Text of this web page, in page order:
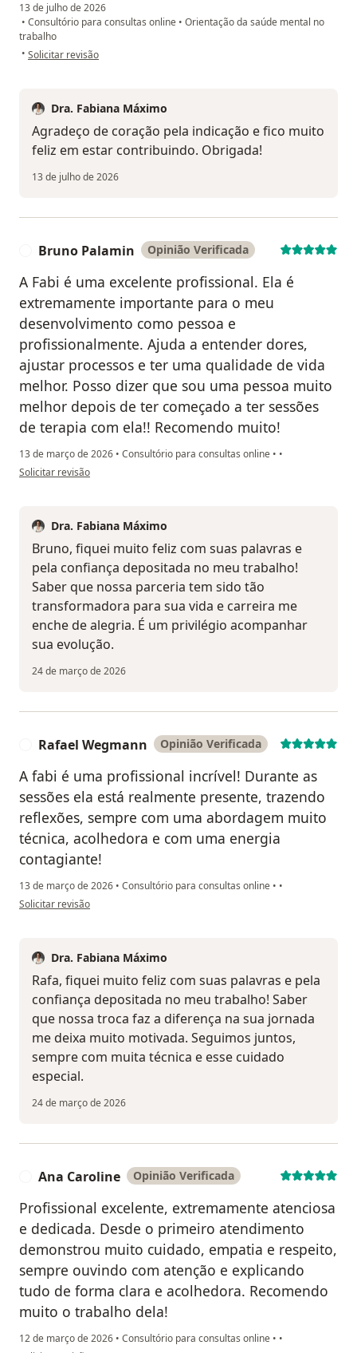
13 de julho de 2026
• Consultório para consultas online • Orientação da saúde mental no
trabalho
• na opinião do utilizador V. M
Solicitar revisão
Dra. Fabiana Máximo
Agradeço de coração pela indicação e fico muito
feliz em estar contribuindo. Obrigada!
13 de julho de 2026
Bruno Palamin Opinião Verificada
A Fabi é uma excelente profissional. Ela é
extremamente importante para o meu
desenvolvimento como pessoa e
profissionalmente. Ajuda a entender dores,
ajustar processos e ter uma qualidade de vida
melhor. Posso dizer que sou uma pessoa muito
melhor depois de ter começado a ter sessões
de terapia com ela!! Recomendo muito!
13 de março de 2026 • Consultório para consultas online • •
na opinião do utilizador Bruno Palamin
Solicitar revisão
Dra. Fabiana Máximo
Bruno, fiquei muito feliz com suas palavras e
pela confiança depositada no meu trabalho!
Saber que nossa parceria tem sido tão
transformadora para sua vida e carreira me
enche de alegria. É um privilégio acompanhar
sua evolução.
24 de março de 2026
Rafael Wegmann Opinião Verificada
A fabi é uma profissional incrível! Durante as
sessões ela está realmente presente, trazendo
reflexões, sempre com uma abordagem muito
técnica, acolhedora e com uma energia
contagiante!
13 de março de 2026 • Consultório para consultas online • •
na opinião do utilizador Rafael Wegmann
Solicitar revisão
Dra. Fabiana Máximo
Rafa, fiquei muito feliz com suas palavras e pela
confiança depositada no meu trabalho! Saber
que nossa troca faz a diferença na sua jornada
me deixa muito motivada. Seguimos juntos,
sempre com muita técnica e esse cuidado
especial.
24 de março de 2026
Ana Caroline Opinião Verificada
Profissional excelente, extremamente atenciosa
e dedicada. Desde o primeiro atendimento
demonstrou muito cuidado, empatia e respeito,
sempre ouvindo com atenção e explicando
tudo de forma clara e acolhedora. Recomendo
muito o trabalho dela!
12 de março de 2026 • Consultório para consultas online • •